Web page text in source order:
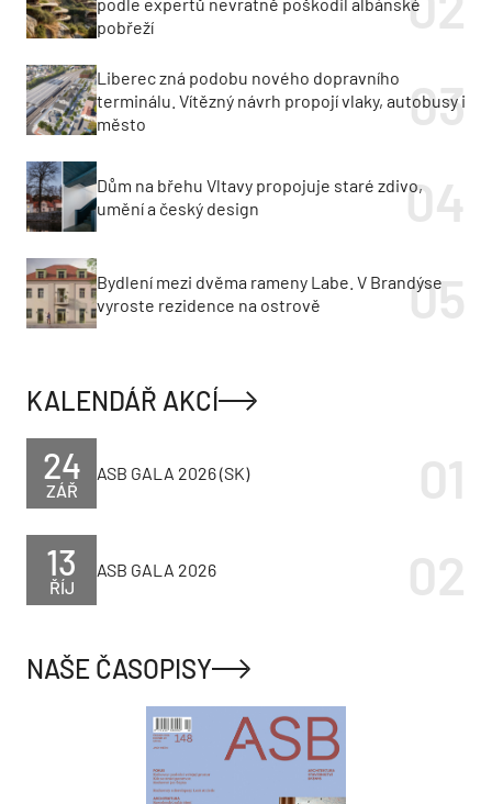
pobřeží
Liberec zná podobu nového dopravního
terminálu. Vítězný návrh propojí vlaky, autobusy i
město
Dům na břehu Vltavy propojuje staré zdivo,
umění a český design
Bydlení mezi dvěma rameny Labe. V Brandýse
vyroste rezidence na ostrově
KALENDÁŘ AKCÍ
ZÁŘ
24 ASB GALA 2026 (SK)
ŘÍJ
13 ASB GALA 2026
NAŠE ČASOPISY